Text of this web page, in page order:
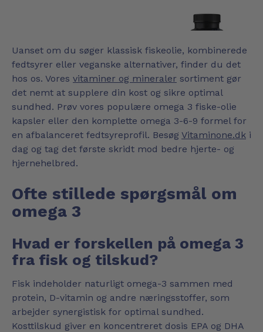
Uanset om du søger klassisk fiskeolie, kombinerede
fedtsyrer eller veganske alternativer, finder du det
hos os. Vores vitaminer og mineraler sortiment gør
det nemt at supplere din kost og sikre optimal
sundhed. Prøv vores populære omega 3 fiske-olie
kapsler eller den komplette omega 3-6-9 formel for
en afbalanceret fedtsyreprofil. Besøg Vitaminone.dk i
dag og tag det første skridt mod bedre hjerte- og
hjernehelbred.
Ofte stillede spørgsmål om
omega 3
Hvad er forskellen på omega 3
fra fisk og tilskud?
Fisk indeholder naturligt omega-3 sammen med
protein, D-vitamin og andre næringsstoffer, som
arbejder synergistisk for optimal sundhed.
Kosttilskud giver en koncentreret dosis EPA og DHA